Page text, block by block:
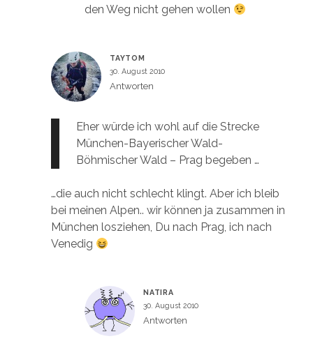
den Weg nicht gehen wollen
TAYTOM
30. August 2010
Antworten
Eher würde ich wohl auf die Strecke
München-Bayerischer Wald-
Böhmischer Wald – Prag begeben …
…die auch nicht schlecht klingt. Aber ich bleib
bei meinen Alpen.. wir können ja zusammen in
München losziehen, Du nach Prag, ich nach
Venedig
NATIRA
30. August 2010
Antworten